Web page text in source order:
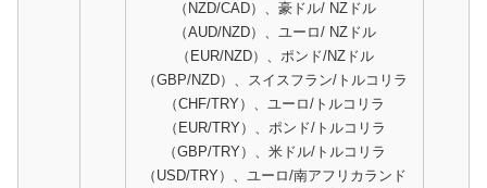
（NZD/CAD）、豪ドル/ NZドル
（AUD/NZD）、ユーロ/ NZドル
（EUR/NZD）、ポンド/NZドル
（GBP/NZD）、スイスフラン/トルコリラ
（CHF/TRY）、ユーロ/トルコリラ
（EUR/TRY）、ポンド/トルコリラ
（GBP/TRY）、米ドル/トルコリラ
（USD/TRY）、ユーロ/南アフリカランド